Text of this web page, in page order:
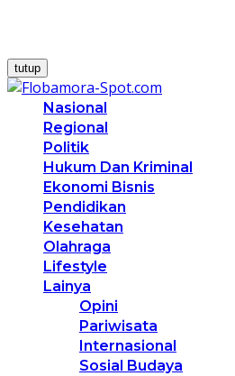
tutup
Nasional
Regional
Politik
Hukum Dan Kriminal
Ekonomi Bisnis
Pendidikan
Kesehatan
Olahraga
Lifestyle
Lainya
Opini
Pariwisata
Internasional
Sosial Budaya